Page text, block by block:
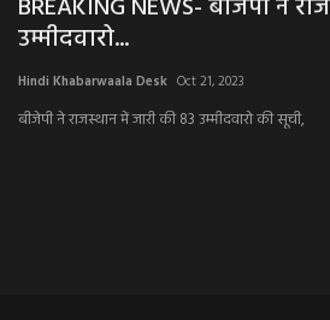
BREAKING NEWS- बीजेपी ने
उम्मीदवारो...
Hindi Khabarwaala Desk Oct 21, 2023
बीजेपी ने राजस्थान में जारी की 83 उम्मीदवारो की सूची,